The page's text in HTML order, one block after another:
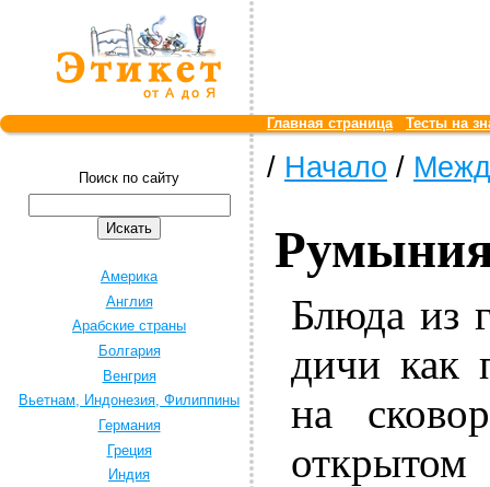
Главная страница Тесты на
Поиск по сайту
Америка
Англия
Арабские страны
Болгария
Венгрия
Вьетнам, Индонезия, Филиппины
Германия
Греция
Индия
/ Начало /
Блюда из
дичи как
на
открытом